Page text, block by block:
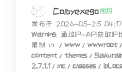
Colbyexego
发布于 2026-05-25 04:17
Warning: 通过IP-API获取IP
限制 in
/www/wwwroot/
content/themes/
2.7.1.1/inc/classes/